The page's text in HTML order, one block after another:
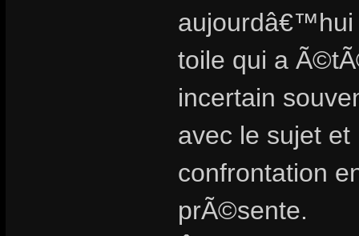
toile qui a
incertain
avec le sujet
confrontation
prÃ©sente.